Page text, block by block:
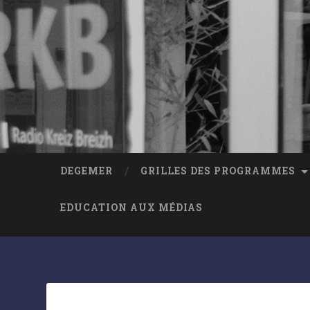
DEGEMER GRILLES DES PROGRAMMES
EDUCATION AUX MÉDIAS